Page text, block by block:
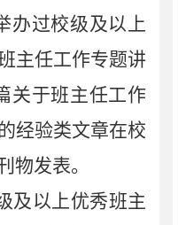
办过校级及以上
主任工作专题讲
关于班主任工作
经验类文章在校
物发表。
及以上优秀班主